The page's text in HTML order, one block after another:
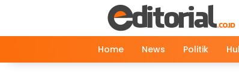
Home
News Politik